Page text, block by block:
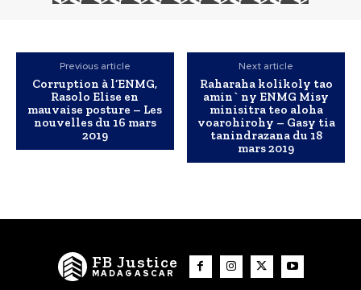
Previous article
Corruption à l’ENMG,
Rasolo Elise en
mauvaise posture – Les
nouvelles du 16 mars
2019
Next article
Raharaha kolikoly tao
amin` ny ENMG Misy
minisitra teo aloha
voarohirohy – Gasy tia
tanindrazana du 18
mars 2019
FB Justice
MADAGASCAR